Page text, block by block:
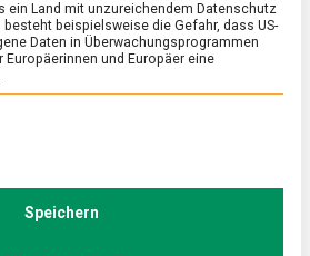
/FEATURED
und der Sommer kann
und
zurückgekehrt; Alt
steigenden Temperaturen
genießen. Der perfekte …
ein Land mit unzureichendem Datenschutz
besteht beispielsweise die Gefahr, dass US-
Daten in Überwachungsprogrammen
und Europäer eine
Service-Gruppen, für die eine
Speichern